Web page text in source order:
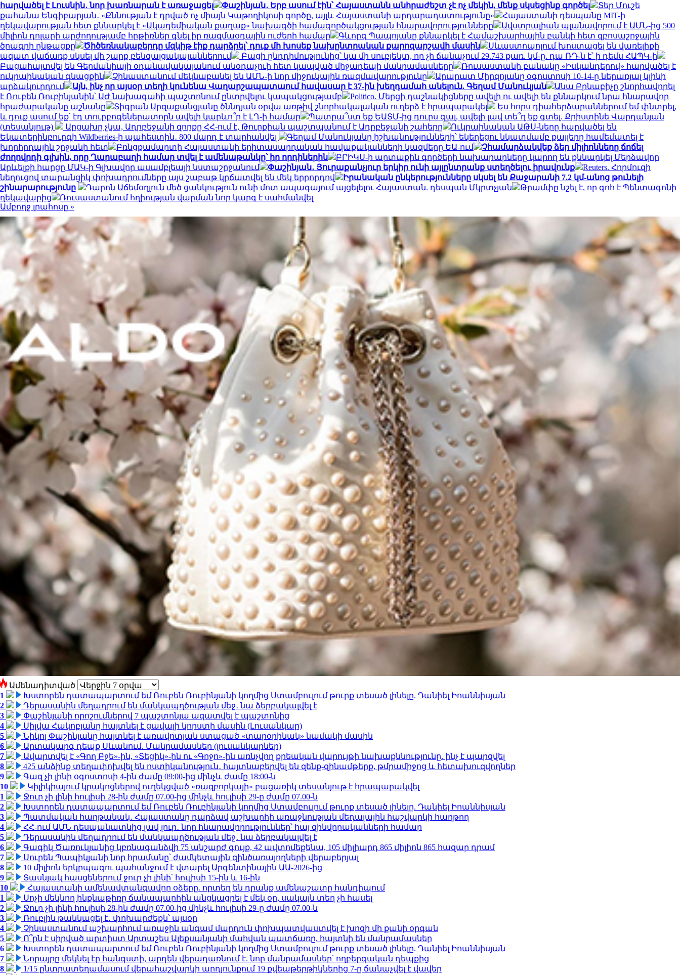
հարվածել է Լուսնին․ նոր խառնարան է առաջացել
Փաշինյան․ Երբ ասում էին՝ Հայաստանն անհրաժեշտ չէ ոչ մեկին, մենք սկսեցինք գործել
Տեր Մուշե
քահանա Ենգիբարյան․ «Քննության է դրված ոչ միայն Կաթողիկոսի գործը, այլև Հայաստանի արդարադատությունը»
Հայաստանի դեսպանը MIT-ի
ղեկավարության հետ քննարկել է «Ակադեմիական քաղաք» նախագծի համագործակցության հնարավորությունները
Ավստրալիան պլանավորում է ԱՄՆ-ից 500
միլիոն դոլարի արժողությամբ հրթիռներ գնել իր ռազմաօդային ուժերի համար
Գևորգ Պապոյանը քննարկել է Համաշխարհային բանկի հետ զբոսաշրջային
ծրագրի ընթացքը
Ծիծեռնակաբերդը մզկիթ էիք դարձրել՝ դուք մի խոսեք նախընտրական քարոզարշավի մասին
Սևաստոպոլում խոստացել են վառելիքի
ազատ վաճառք սկսել մի շարք բենզալցակայաններում
Բացի ընդդիմությունից՝ կա մի սուբյեկտ, որ չի ճանաչում 29.743 քառ. կմ-ը. դա ՌԴ-ն է՝ ի դեմս ՀԱՊԿ-ի
Բացահայտվել են Գերմանիայի օդանավակայանում անօդաչուի հետ կապված միջադեպի մանրամասները
Ռուսաստանի բանակը «Իսկանդերով» հարվածել է
ուկրաինական գնացքին
Չինաստանում մեկնաբանել են ԱՄՆ-ի նոր միջուկային ռազմավարությունը
Արարատ Միրզոյանը օգոստոսի 10-14-ը ներառյալ կլինի
արձակուրդում
Այն, ինչ որ այսօր տեղի կունենա Վաղարշապատաում հավասար է 37-ին խեղդամահ անելուն. Գեղամ Մանուկյան
Անա Բրնաբիչը շնորհավորել
է Ռուբեն Ռուբինյանին՝ ԱԺ նախագահի պաշտոնում ընտրվելու կապակցությամբ
Politico. Մերցի դաշնակիցները ավելի ու ավելի են քննարկում նրա հնարավոր
հրաժարականը աշնանը
Տիգրան Արզաքանցյանը ծննդյան օրվա առթիվ շնորհակալական ուղերձ է հրապարակել
Ես հորս դիահերձարաններում եմ փնտրել,
և դուք ասում եք՝ էդ տուրբոգեներատորն ավելի կարևո՞ր է ԼՂ-ի համար
Պատրա՞ստ եք ԵԱՏՄ-ից դուրս գալ, ավելի լավ տե՞ղ եք գտել. Քրիստինե Վարդանյան
(տեսանյութ)
Արցախը չկա, Ադրբեջանի զորքը ՀՀ-ում է, Թուրքիան պաշտպանում է Ադրբեջանի շահերը
Ուկրաինական ԱԹՍ-ները հարվածել են
Եկատերինբուրգի Wildberries-ի պահեստին․ 800 մարդ է տարհանվել
Գեղամ Մանուկյանը իշխանությունների՝ եկեղեցու նկատմամբ քայլերը համեմատել է
խորհրդային շրջանի հետ
Բռնցքամարտի Հայաստանի երիտասարդական հավաքականների կազմերը ԵԱ-ում
Չհամարձակվեք ձեր միլիոնները ճոճել
ժողովրդի գլխին, որը Ղարաբաղի համար տվել է ամենաթանկը՝ իր որդիներին
ԲՐԻԿՍ-ի արտաքին գործերի նախարարները կարող են քննարկել Մերձավոր
Արևելքի հարցը ՄԱԿ-ի Գլխավոր ասամբլեայի նստաշրջանում
Փաշինյան․ Յուրաքանչյուր երկիր ունի այլընտրանք ստեղծելու իրավունք
Reuters. Հորմուզի
նեղուցով տարանցիկ փոխադրումները այս շաբաթ կրճատվել են մեկ երրորդով
Իրանական ընկերությունները սկսել են Քաջարանի 7.2 կմ-անոց թունելի
շինարարությունը
Դարոն Աճեմօղլուն մեծ ցանկություն ունի մոտ ապագայում այցելելու Հայաստան. դեսպան Մկրտչյան
Թրամփը նշել է, որ գոհ է Պենտագոնի
ղեկավարից
Ռուսաստանում հղիության վարման նոր կարգ է սահմանվել
Ամբողջ լրահոսը »
Ամենադիտված
1
Խստորեն դատապարտում եմ Ռուբեն Ռուբինյանի կողմից Ստամբուլում թուրք տեսած լինելը. Դանիել Իոաննիսյան
2
Դերասանին մեղադրում են մանկապղծության մեջ․ նա ձերբակալվել է
3
Փաշինյանի որոշումներով 7 պաշտոնյա ազատվել է պաշտոնից
4
Սիլվա Հակոբյանը հայտնել է ցավալի կորստի մասին (Լուսանկար)
5
Նիկոլ Փաշինյանը հայտնել է առավոտյան ստացած «տարօրինակ» նամակի մասին
6
Արտակարգ դեպք Սևանում. Մանրամասներ (լուսանկարներ)
7
Ավարտվել է «Գող Բջե»-ին, «Տեցիկ»-ին ու «Գոջո»-ին առնչվող քրեական վարույթի նախաքննությունը. ինչ է պարզվել
8
425 անձինք տեղափոխվել են ոստիկանություն․ հայտնաբերվել են զենք-զինամթերք, թմրամիջոց և հետախուզվողներ
9
Գազ չի լինի օգոստոսի 4-ին ժամը 09:00-ից մինչև ժամը 18:00-ն
10
Կիլիկիայում կրակոցներով ուղեկցված «ռազբորկայի» բացառիկ տեսանյութ է հրապարակվել
1
Ջուր չի լինի հուլիսի 28-ին ժամը 07.00-ից մինչև հուլիսի 29-ը ժամը 07.00-ն
2
Խստորեն դատապարտում եմ Ռուբեն Ռուբինյանի կողմից Ստամբուլում թուրք տեսած լինելը. Դանիել Իոաննիսյան
3
Պատմական հաղթանակ․ Հայաստանը դարձավ աշխարհի առաջնության մեդալային հաշվարկի հաղթող
4
ՀՀ-ում ԱՄՆ դեսպանատնից լավ լուր․ նոր հնարավորություններ՝ հայ զինվորականների համար
5
Դերասանին մեղադրում են մանկապղծության մեջ․ նա ձերբակալվել է
6
Գագիկ Ծառուկյանից կբռնագանձվի 75 անշարժ գույք, 42 ավտոմեքենա, 105 միլիարդ 865 միլիոն 865 հազար դրամ
7
Սուրեն Պապիկյանի նոր հրամանը՝ ժամկետային զինծառայողների վերաբերյալ
8
10 միլիոն երկրպագու պահանջում է վտարել Արգենտինային ԱԱ-2026-ից
9
Տասնյակ հասցեներում ջուր չի լինի՝ հուլիսի 15-ին և 16-ին
10
Հայաստանի ամենավտանգավոր օձերը. որտեղ են դրանք ամենաշատը հանդիպում
1
Սոչի մեկնող ինքնաթիռը ճանապարհին անցկացրել է մեկ օր, սակայն տեղ չի հասել
2
Ջուր չի լինի հուլիսի 28-ին ժամը 07.00-ից մինչև հուլիսի 29-ը ժամը 07.00-ն
3
Ռուբլին թանկացել է․ փոխարժեքն՝ այսօր
4
Չինաստանում աշխարհում առաջին անգամ մարդուն փոխպատվաստվել է խոզի մի քանի օրգան
5
Ո՞րն է սիրված արտիստ Արտաշես Ալեքսանյանի մահվան պատճառը. հայտնի են մանրամասներ
6
Խստորեն դատապարտում եմ Ռուբեն Ռուբինյանի կողմից Ստամբուլում թուրք տեսած լինելը. Դանիել Իոաննիսյան
7
Նորայրը մեկնել էր հանգստի, արդեն վերադառնում է. նոր մանրամասներ՝ ողբերգական դեպքից
8
1/15 ընտրատեղամասում վերահաշվարկի արդյունքում 19 քվեաթերթիկներից 7-ը ճանաչվել է վավեր